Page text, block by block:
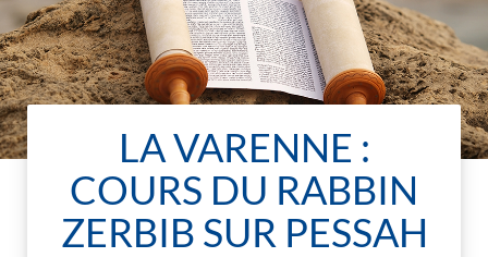
LA VARENNE :
COURS DU RABBIN
ZERBIB SUR PESSAH